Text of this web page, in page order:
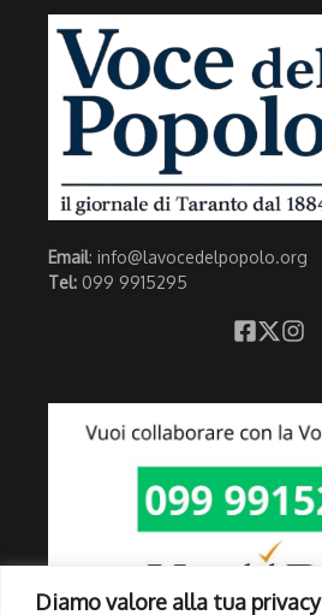
Diamo valore alla tua privacy
Email: info@lavocedelpopolo.org
Tel: 099 9915295